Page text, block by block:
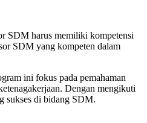
SDM harus memiliki kompetensi
SDM yang kompeten dalam
ini fokus pada pemahaman
Dengan mengikuti
sukses di bidang SDM.